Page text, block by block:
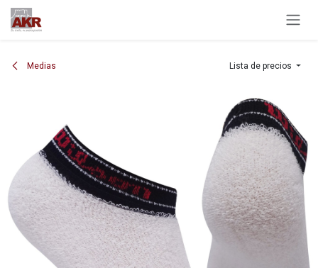
Ir al contenido
Medias Lista de precios